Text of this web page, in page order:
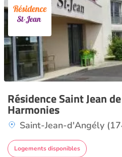
Résidence Saint Jean
Harmonies
Saint-Jean-d'Angély
Logements disponibles